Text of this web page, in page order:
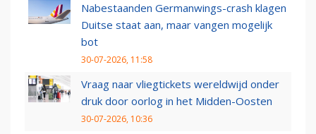
Nabestaanden Germanwings-crash klagen
Duitse staat aan, maar vangen mogelijk
bot
30-07-2026, 11:58
Vraag naar vliegtickets wereldwijd onder
druk door oorlog in het Midden-Oosten
30-07-2026, 10:36